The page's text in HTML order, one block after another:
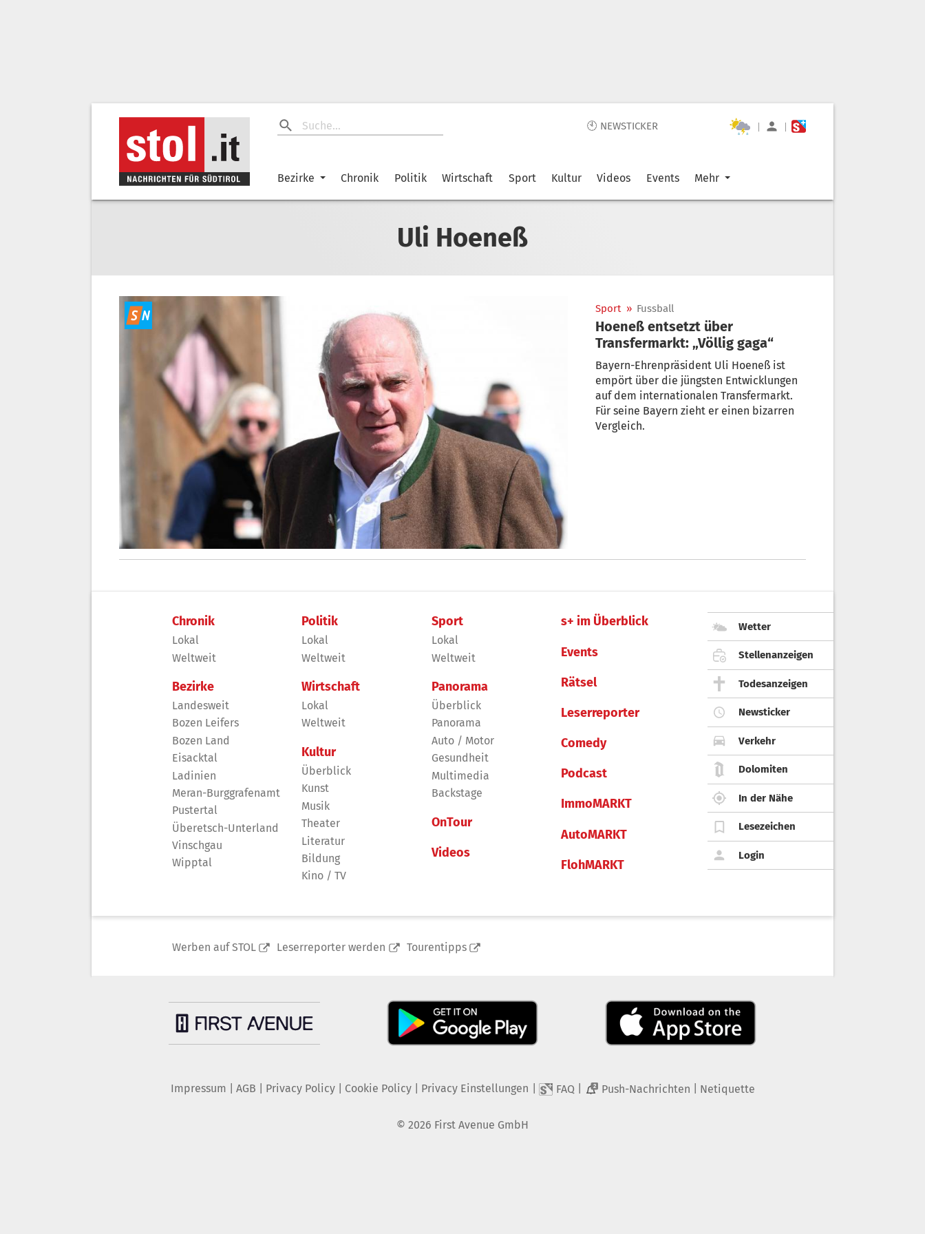
🕙 NEWSTICKER | |
Bezirke Chronik Politik Wirtschaft Sport Kultur Videos Events Mehr
Uli Hoeneß
Sport » Fussball
Hoeneß entsetzt über
Transfermarkt: „Völlig gaga“
Bayern-Ehrenpräsident Uli Hoeneß ist
empört über die jüngsten Entwicklungen
auf dem internationalen Transfermarkt.
Für seine Bayern zieht er einen bizarren
Vergleich.
Chronik
Lokal
Weltweit
Bezirke
Landesweit
Bozen Leifers
Bozen Land
Eisacktal
Ladinien
Meran-Burggrafenamt
Pustertal
Überetsch-Unterland
Vinschgau
Wipptal
Politik
Lokal
Weltweit
Wirtschaft
Lokal
Weltweit
Kultur
Überblick
Kunst
Musik
Theater
Literatur
Bildung
Kino / TV
Sport
Lokal
Weltweit
Panorama
Überblick
Panorama
Auto / Motor
Gesundheit
Multimedia
Backstage
OnTour
Videos
s+ im Überblick
Events
Rätsel
Leserreporter
Comedy
Podcast
ImmoMARKT
AutoMARKT
FlohMARKT
Wetter
Stellenanzeigen
Todesanzeigen
Newsticker
Verkehr
Dolomiten
In der Nähe
Lesezeichen
Login
Werben auf STOL Leserreporter werden Tourentipps
Impressum AGB Privacy Policy| Cookie Policy| Privacy Einstellungen FAQ 2 Push-Nachrichten Netiquette
© 2026 First Avenue GmbH